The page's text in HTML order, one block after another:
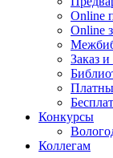
Online
Online
Заказ
Конкурсы
Коллегам